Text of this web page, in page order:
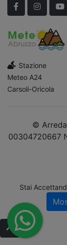
Facebook
Stazione
Meteo A24
Carsoli-Oricola
©
00304720667
Stai